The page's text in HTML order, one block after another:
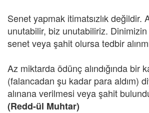
Senet yapmak itimatsızlık değildir.
unutabilir, biz unutabiliriz.
senet veya şahit olursa tedbir
Az miktarda ödünç alındığında bir
(falancadan şu kadar para aldım)
alınana verilmesi veya şahit
(Redd-ül Muhtar)